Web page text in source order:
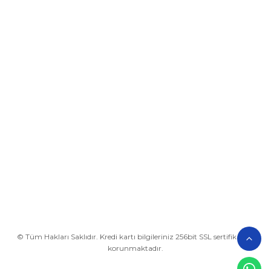
© Tüm Hakları Saklıdır. Kredi kartı bilgileriniz 256bit SSL sertifikası ile
korunmaktadır.